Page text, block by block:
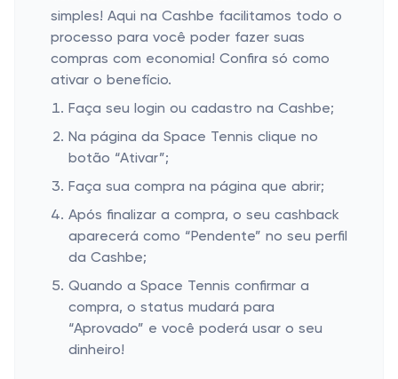
simples! Aqui na Cashbe facilitamos todo o
processo para você poder fazer suas
compras com economia! Confira só como
ativar o benefício.
Faça seu login ou cadastro na Cashbe;
Na página da Space Tennis clique no
botão “Ativar”;
Faça sua compra na página que abrir;
Após finalizar a compra, o seu cashback
aparecerá como “Pendente” no seu perfil
da Cashbe;
Quando a Space Tennis confirmar a
compra, o status mudará para
“Aprovado” e você poderá usar o seu
dinheiro!